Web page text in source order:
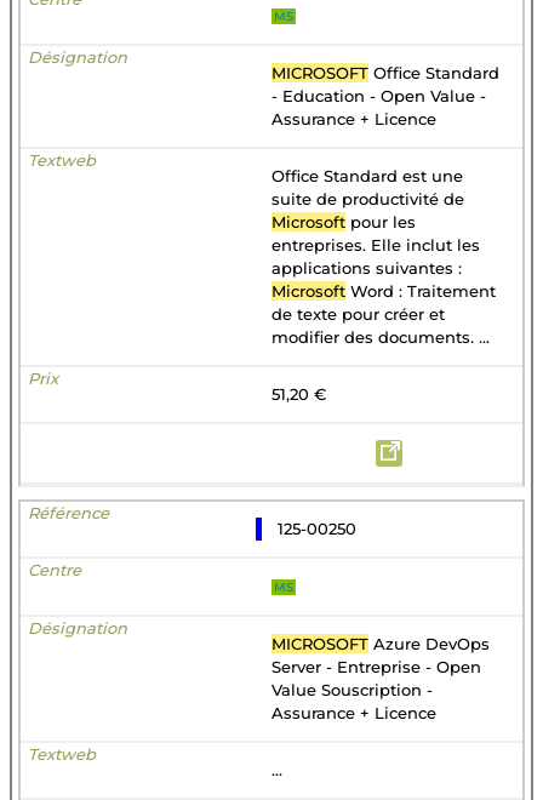
MS
MICROSOFT Office Standard
- Education - Open Value -
Assurance + Licence
Office Standard est une
suite de productivité de
Microsoft pour les
entreprises. Elle inclut les
applications suivantes :
Microsoft Word : Traitement
de texte pour créer et
modifier des documents. ...
51,20 €
125-00250
MS
MICROSOFT Azure DevOps
Server - Entreprise - Open
Value Souscription -
Assurance + Licence
...